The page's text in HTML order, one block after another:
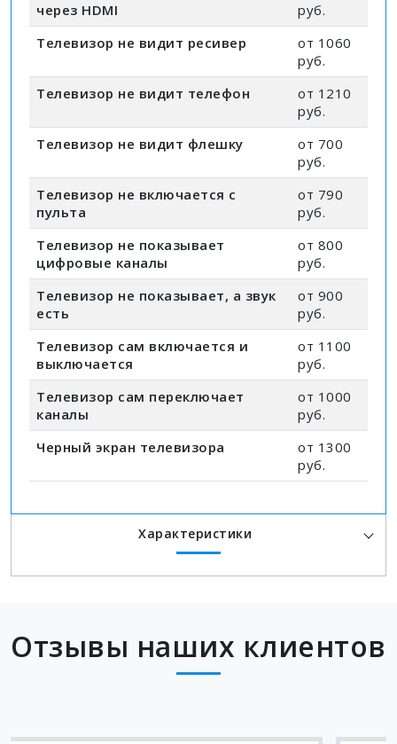
через HDMI
руб.
Телевизор не видит ресивер
от 1060
руб.
Телевизор не видит телефон
от 1210
руб.
Телевизор не видит флешку
от 700
руб.
Телевизор не включается с
пульта
от 790
руб.
Телевизор не показывает
цифровые каналы
от 800
руб.
Телевизор не показывает, а звук
есть
от 900
руб.
Телевизор сам включается и
выключается
от 1100
руб.
Телевизор сам переключает
каналы
от 1000
руб.
Черный экран телевизора
от 1300
руб.
Характеристики
Отзывы наших клиентов